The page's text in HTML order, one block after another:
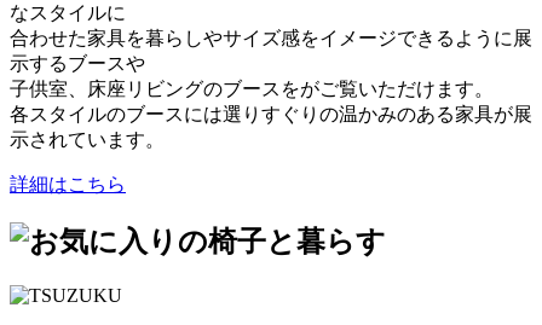
なスタイルに
合わせた家具を暮らしやサイズ感をイメージできるように展
示するブースや
子供室、床座リビングのブースをがご覧いただけます。
各スタイルのブースには選りすぐりの温かみのある家具が展
示されています。
詳細はこちら